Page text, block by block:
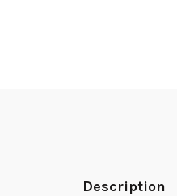
Description